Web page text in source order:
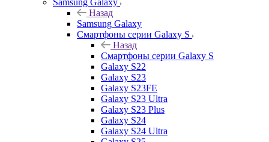
Samsung Galaxy
Назад
Samsung Galaxy
Смартфоны серии Galaxy S
Назад
Смартфоны серии Galaxy S
Galaxy S22
Galaxy S23
Galaxy S23FE
Galaxy S23 Ultra
Galaxy S23 Plus
Galaxy S24
Galaxy S24 Ultra